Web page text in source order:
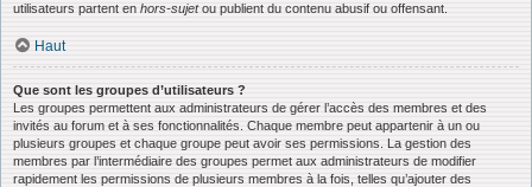
utilisateurs partent en hors-sujetou publient du contenu abusif ou offensant.
Haut
Que sont les groupes d’utilisateurs ?
Les groupes permettent aux administrateurs de gérer l’accès des membres et des
invités au forum et à ses fonctionnalités. Chaque membre peut appartenir à un ou
plusieurs groupes et chaque groupe peut avoir ses permissions. La gestion des
membres par l’intermédiaire des groupes permet aux administrateurs de modifier
rapidement les permissions de plusieurs membres à la fois, telles qu’ajouter des